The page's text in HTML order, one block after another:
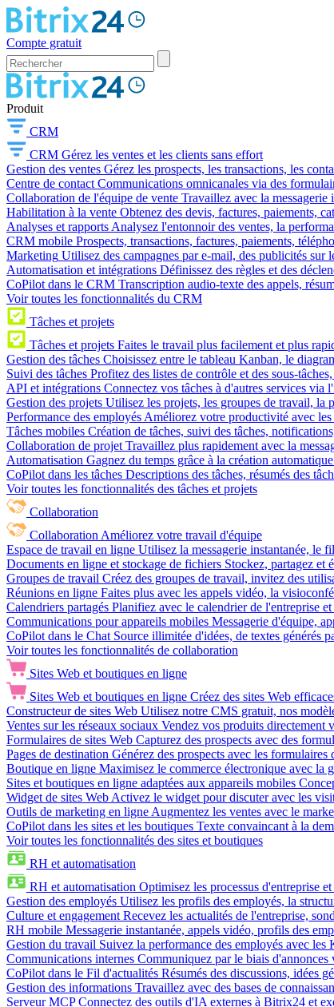
Compte gratuit
Produit
CRM
CRM Gérez les ventes et les clients sans effort
Gestion des ventes Gérez les prospects, les transactions, les
Centre de contact Communications omnicanales via des
Collaboration de l'équipe de vente Travaillez avec la messagerie
Habilitation à la vente Obtenez des devis, factures, paiements,
Analyses et rapports Analysez l'entonnoir des ventes, la
CRM mobile Prospects, transactions, factures, paiements,
Marketing Utilisez des campagnes par e-mail, des publicités sur
Automatisation et intégrations Définissez des règles et des
CoPilot dans le CRM Transcription audio-texte des appels,
Voir toutes les fonctionnalités du CRM
Tâches et projets
Tâches et projets Faites le travail plus facilement et plus
Gestion des tâches Choisissez entre le tableau Kanban, le
Suivi des tâches Profitez des listes de contrôle et des sous-
API et intégrations Connectez vos tâches à d'autres services
Gestion des projets Utilisez les projets, les groupes de travail, la
Performance des employés Améliorez votre productivité avec
Tâches mobiles Création de tâches, suivi des tâches,
Collaboration de projet Travaillez plus rapidement avec la
Automatisation Gagnez du temps grâce à la création
CoPilot dans les tâches Descriptions des tâches, résumés des
Voir toutes les fonctionnalités des tâches et projets
Collaboration
Collaboration Améliorez votre travail d'équipe
Espace de travail en ligne Utilisez la messagerie instantanée, le
Documents en ligne et stockage de fichiers Stockez, partagez et
Groupes de travail Créez des groupes de travail, invitez des
Réunions en ligne Faites plus avec les appels vidéo, la
Calendriers partagés Planifiez avec le calendrier de l'entreprise
Communications pour appareils mobiles Messagerie d'équipe,
CoPilot dans le Chat Source illimitée d'idées, de textes générés
Voir toutes les fonctionnalités de collaboration
Sites Web et boutiques en ligne
Sites Web et boutiques en ligne Créez des sites Web
Constructeur de sites Web Utilisez notre CMS gratuit, nos
Ventes sur les réseaux sociaux Vendez vos produits directement
Formulaires de sites Web Capturez des prospects avec des
Pages de destination Générez des prospects avec les
Boutique en ligne Maximisez le commerce électronique avec la
Sites et boutiques en ligne adaptées aux appareils mobiles
Widget de sites Web Activez le widget pour discuter avec les
Outils de marketing en ligne Augmentez les ventes avec le
CoPilot dans les sites et les boutiques Texte convaincant à la
Voir toutes les fonctionnalités des sites et boutiques
RH et automatisation
RH et automatisation Optimisez les processus d'entreprise
Gestion des employés Utilisez les profils des employés, la
Culture et engagement Recevez les actualités de l'entreprise,
RH mobile Messagerie instantanée, appels vidéo, profils des
Gestion du travail Suivez la performance des employés avec
Communications internes Communiquez par le biais d'annonces
CoPilot dans le Fil d'actualités Résumés des discussions, idées
Gestion des informations Travaillez avec des bases de
Serveur MCP Connectez des outils d'IA externes à Bitrix24 et